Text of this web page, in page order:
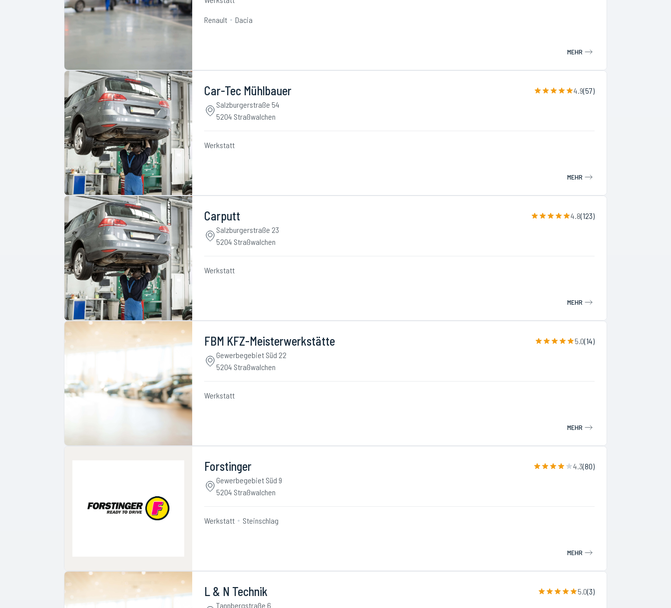
Renault Dacia
MEHR
Car-Tec Mühlbauer 4.9(57)
Salzburgerstraße 54
5204 Straßwalchen
Werkstatt
MEHR
Carputt 4.8(123)
Salzburgerstraße 23
5204 Straßwalchen
Werkstatt
MEHR
FBM KFZ-Meisterwerkstätte 5.0(14)
Gewerbegebiet Süd 22
5204 Straßwalchen
Werkstatt
MEHR
Forstinger 4.3(80)
Gewerbegebiet Süd 9
5204 Straßwalchen
Werkstatt Steinschlag
MEHR
L & N Technik 5.0(3)
Tannbergstraße 6